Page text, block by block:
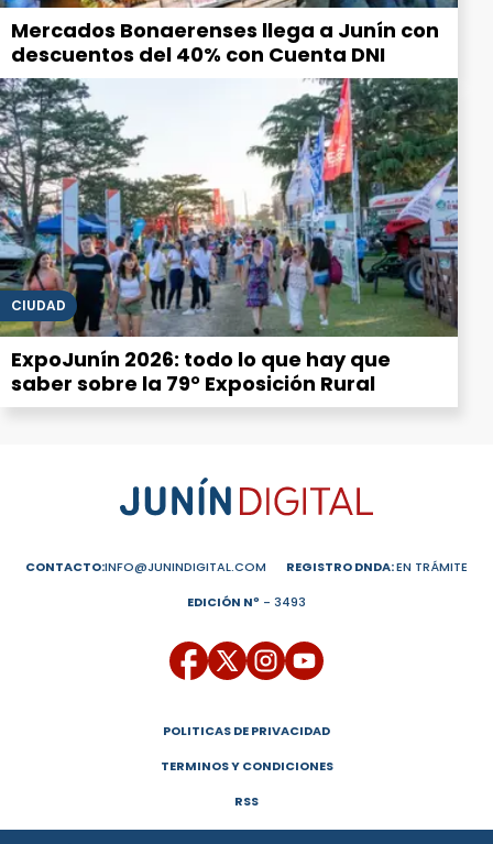
Mercados Bonaerenses llega a Junín con
descuentos del 40% con Cuenta DNI
CIUDAD
ExpoJunín 2026: todo lo que hay que
saber sobre la 79° Exposición Rural
CONTACTO:INFO@JUNINDIGITAL.COM REGISTRO DNDA:EN TRÁMITE
EDICIÓN Nº - 3493
POLITICAS DE PRIVACIDAD
TERMINOS Y CONDICIONES
RSS